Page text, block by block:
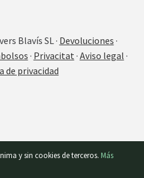
Blavís SL · Devoluciones ·
· Privacitat · Aviso legal ·
de privacidad
y sin cookies de terceros. Más